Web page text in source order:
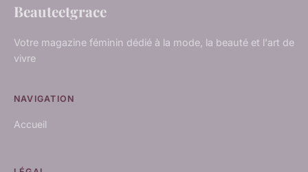
Beauteetgrace
Votre magazine féminin dédié à la mode, la beauté et l'art de
vivre
NAVIGATION
Accueil